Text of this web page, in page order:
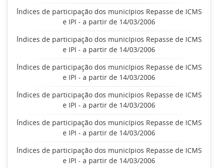
Índices de participação dos municípios Repasse de ICMS
e IPI - a partir de 14/03/2006
Índices de participação dos municípios Repasse de ICMS
e IPI - a partir de 14/03/2006
Índices de participação dos municípios Repasse de ICMS
e IPI - a partir de 14/03/2006
Índices de participação dos municípios Repasse de ICMS
e IPI - a partir de 14/03/2006
Índices de participação dos municípios Repasse de ICMS
e IPI - a partir de 14/03/2006
Índices de participação dos municípios Repasse de ICMS
e IPI - a partir de 14/03/2006